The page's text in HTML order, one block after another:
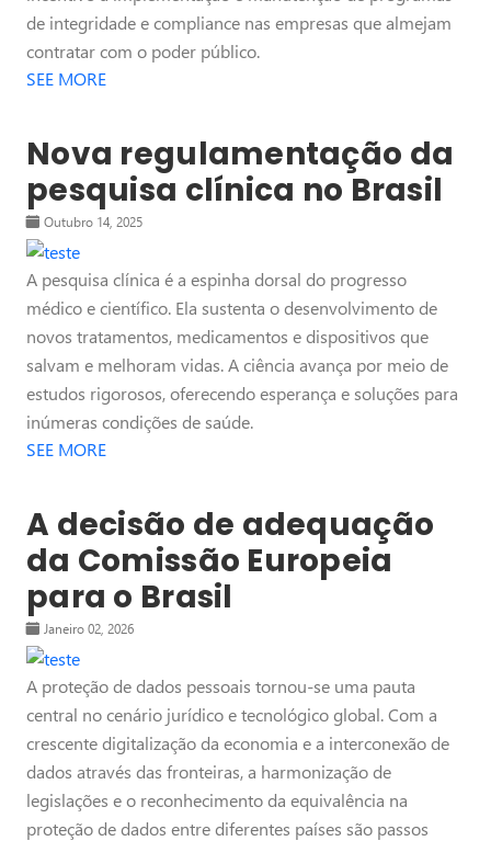
de integridade e compliance nas empresas que almejam
contratar com o poder público.
SEE MORE
Nova regulamentação da
pesquisa clínica no Brasil
Outubro 14, 2025
A pesquisa clínica é a espinha dorsal do progresso
médico e científico. Ela sustenta o desenvolvimento de
novos tratamentos, medicamentos e dispositivos que
salvam e melhoram vidas. A ciência avança por meio de
estudos rigorosos, oferecendo esperança e soluções para
inúmeras condições de saúde.
SEE MORE
A decisão de adequação
da Comissão Europeia
para o Brasil
Janeiro 02, 2026
A proteção de dados pessoais tornou-se uma pauta
central no cenário jurídico e tecnológico global. Com a
crescente digitalização da economia e a interconexão de
dados através das fronteiras, a harmonização de
legislações e o reconhecimento da equivalência na
proteção de dados entre diferentes países são passos